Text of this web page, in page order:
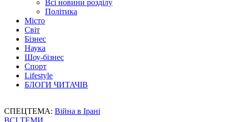
Всі новини розділу
Політика
Місто
Світ
Бізнес
Наука
Шоу-бізнес
Спорт
Lifestyle
БЛОГИ ЧИТАЧІВ
СПЕЦТЕМА: Війна в Ірані
ВСІ ТЕМИ